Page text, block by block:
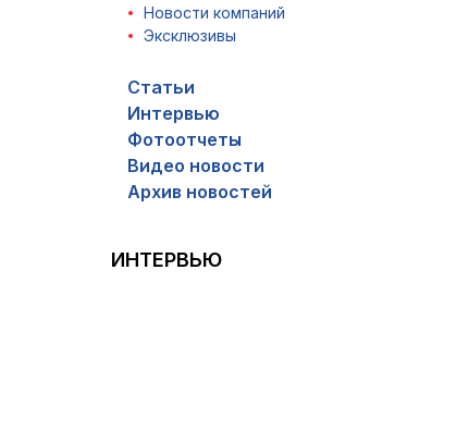
Новости компаний
Эксклюзивы
Статьи
Интервью
Фотоотчеты
Видео новости
Архив новостей
ИНТЕРВЬЮ